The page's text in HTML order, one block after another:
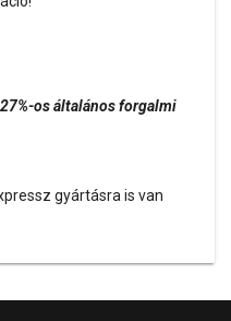
os általános forgalmi
gyártásra is van